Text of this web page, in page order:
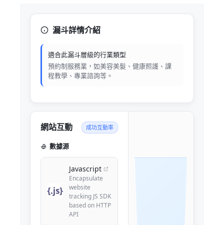
漏斗詳情介紹
適合此漏斗層級的行業類型
預約制服務業，如美容美髮、健康照護、課
程教學、專業諮詢等。
網站互動 成功互動率
數據源
Javascript
Encapsulate
website
tracking JS SDK
based on HTTP
API